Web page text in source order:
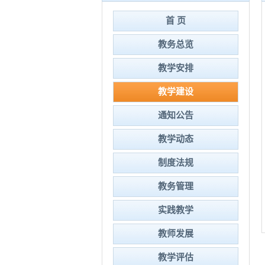
首 页
教务总览
教学安排
教学建设
通知公告
教学动态
制度法规
教务管理
实践教学
教师发展
教学评估